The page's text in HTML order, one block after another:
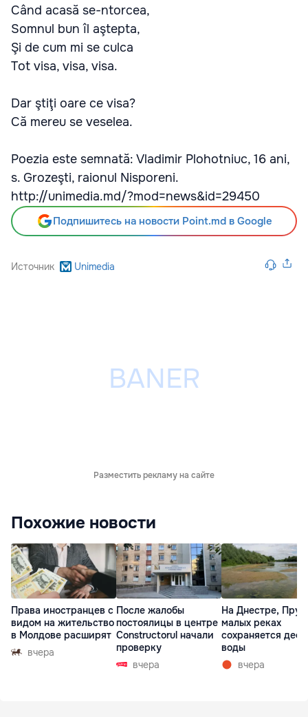
Când acasă se-ntorcea,
Somnul bun îl aştepta,
Şi de cum mi se culca
Tot visa, visa, visa.
Dar ştiţi oare ce visa?
Că mereu se veselea.
Poezia este semnată: Vladimir Plohotniuc, 16 ani,
s. Grozeşti, raionul Nisporeni.
http://unimedia.md/?mod=news&id=29450
Подпишитесь на новости Point.md в Google
Источник Unimedia
Разместить рекламу на сайте
Похожие новости
Права иностранцев с
видом на жительство
в Молдове расширят
вчера
После жалобы
постоялицы в центре
Constructorul начали
проверку
вчера
На Днестре,
малых реках
сохраняется
воды
вчера